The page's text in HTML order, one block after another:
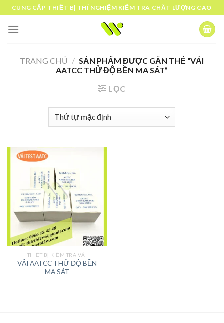
Skip
to
content
CUNG CẤP THIẾT BỊ THÍ NGHIỆM KIỂM TRA CHẤT LƯỢNG CAO
TRANG CHỦ / SẢN PHẨM ĐƯỢC GẮN THẺ “VẢI
AATCC THỬ ĐỘ BỀN MA SÁT”
LỌC
THIẾT BỊ KIỂM TRA VẢI
VẢI AATCC THỬ ĐỘ BỀN
MA SÁT